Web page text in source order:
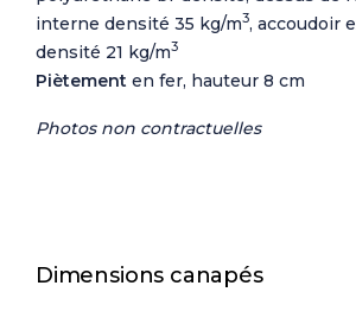
interne densité 35 kg/m3, accoudoir
densité 21 kg/m3
Piètement en fer, hauteur 8 cm
Photos non contractuelles
Dimensions canapés